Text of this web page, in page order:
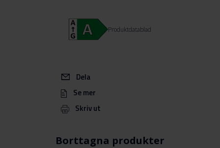
Borttagna produkter
Dela
Se mer
Skriv ut
Produktdatablad